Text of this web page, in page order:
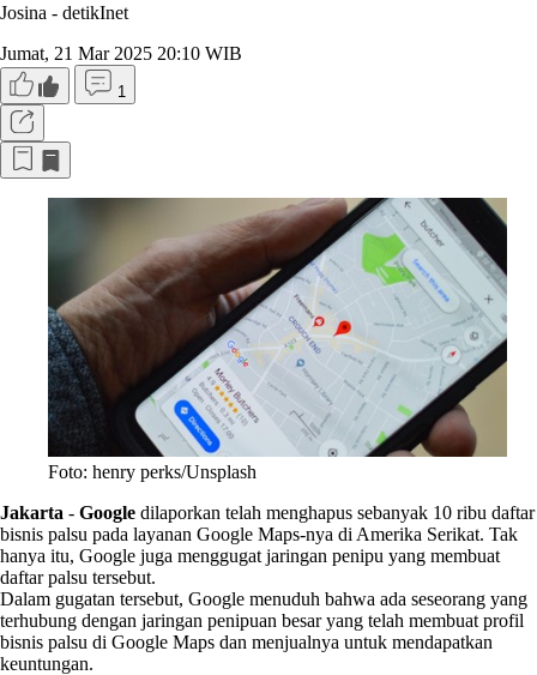
Josina - detikInet
Jumat, 21 Mar 2025 20:10 WIB
1
Foto: henry perks/Unsplash
Jakarta - Google dilaporkan telah menghapus sebanyak 10 ribu daftar
bisnis palsu pada layanan Google Maps-nya di Amerika Serikat. Tak
hanya itu, Google juga menggugat jaringan penipu yang membuat
daftar palsu tersebut.
Dalam gugatan tersebut, Google menuduh bahwa ada seseorang yang
terhubung dengan jaringan penipuan besar yang telah membuat profil
bisnis palsu di Google Maps dan menjualnya untuk mendapatkan
keuntungan.